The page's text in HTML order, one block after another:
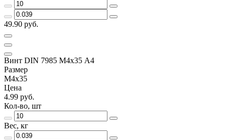
49.90 руб.
Винт DIN 7985 М4х35 A4
Размер
М4х35
Цена
4.99 руб.
Кол-во, шт
Вес, кг